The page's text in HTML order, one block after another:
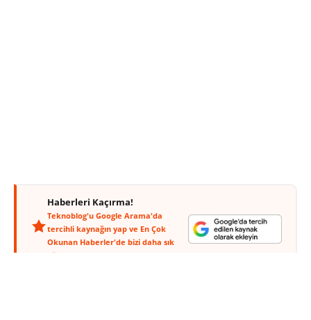
Haberleri Kaçırma!
Teknoblog'u Google Arama'da
tercihli kaynağın yap ve En Çok
Okunan Haberler'de bizi daha sık
gör.